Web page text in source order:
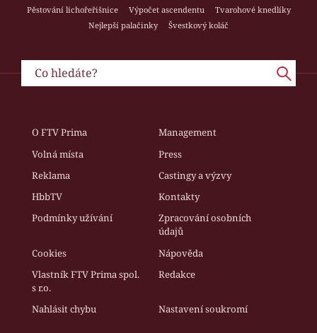
Pěstování lichořeřišnice
Výpočet ascendentu
Tvarohové knedlíky
Nejlepší palačinky
Švestkový koláč
O FTV Prima
Management
Volná místa
Press
Reklama
Castingy a výzvy
HbbTV
Kontakty
Podmínky užívání
Zpracování osobních
údajů
Cookies
Nápověda
Vlastník FTV Prima spol.
s r.o.
Redakce
Nahlásit chybu Nastavení soukromí